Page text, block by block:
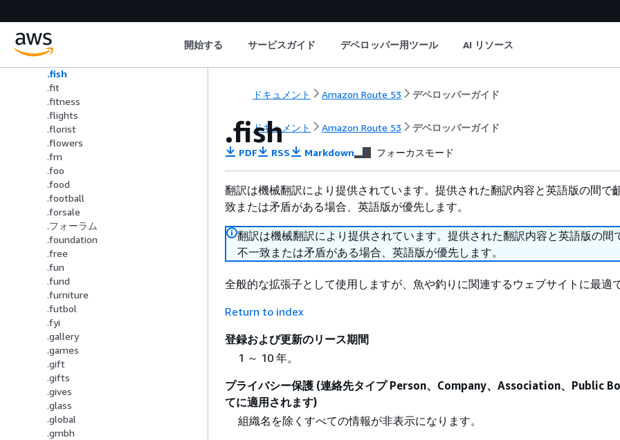
開始する サービスガイド デベロッパー用ツール AI リソース
.farm
.finance
.fish
.fit
.fitness
.flights
.florist
.flowers
.fm
.foo
.food
.football
.forsale
.フォーラム
.foundation
.free
.fun
.fund
.furniture
.futbol
.fyi
.gallery
.games
.gift
.gifts
.gives
.glass
.global
.gmbh
ドキュメント Amazon Route 53 デベロッパーガイド
ドキュメント Amazon Route 53 デベロッパーガイド
.fish
PDF RSS Markdown フォーカスモード
翻訳は機械翻訳により提供されています。提供された翻訳内容と英語版の間で
致または矛盾がある場合、英語版が優先します。
翻訳は機械翻訳により提供されています。提供された翻訳内容と英語版の間
不一致または矛盾がある場合、英語版が優先します。
全般的な拡張子として使用しますが、魚や釣りに関連するウェブサイトに最適
Return to index
登録および更新のリース期間
1 ～ 10 年。
プライバシー保護 (連絡先タイプ Person、Company、Association、Public
てに適用されます)
組織名を除くすべての情報が非表示になります。